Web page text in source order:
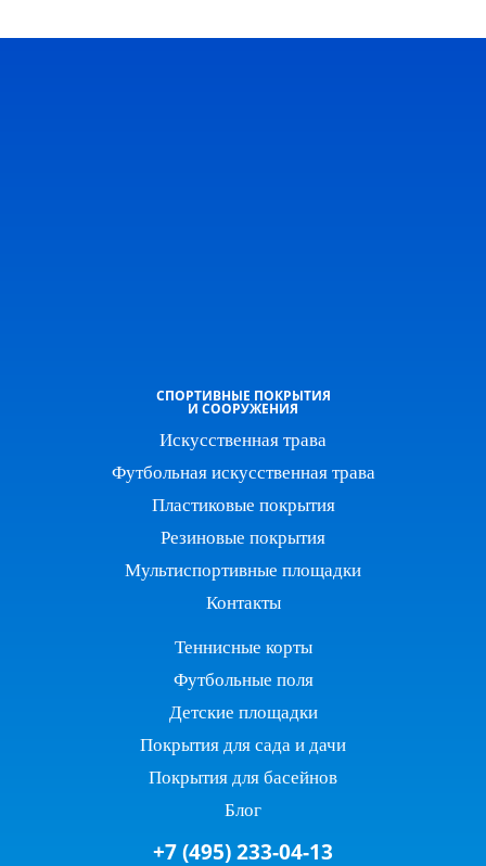
СПОРТИВНЫЕ ПОКРЫТИЯ
И СООРУЖЕНИЯ
Искусственная трава
Футбольная искусственная трава
Пластиковые покрытия
Резиновые покрытия
Мультиспортивные площадки
Контакты
Теннисные корты
Футбольные поля
Детские площадки
Покрытия для сада и дачи
Покрытия для басейнов
Блог
+7 (495) 233-04-13